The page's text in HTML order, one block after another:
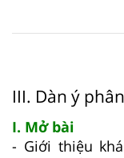
III. Dàn ý
I. Mở bài
- Giới thiệu